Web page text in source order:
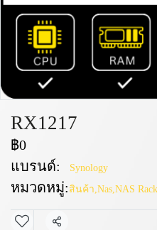
RX1217​
฿0
แบรนด์:
Synology
หมวดหมู่: สินค้า,Nas,NAS